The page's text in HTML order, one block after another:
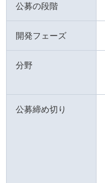
公募の段階
開発フェーズ
分野
公募締め切り